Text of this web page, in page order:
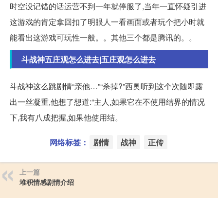
时空没记错的话运营不到一年就停服了,当年一直怀疑引进
这游戏的肯定拿回扣了明眼人一看画面或者玩个把小时就
能看出这游戏可玩性一般。。其他三个都是腾讯的。。
斗战神五庄观怎么进去|五庄观怎么进去
斗战神这么跳剧情“亲他…”“杀掉?”西奥听到这个次随即露
出一丝凝重,他想了想道:“主人,如果它在不使用结界的情况
下,我有八成把握,如果他使用结。
网络标签： 剧情 战神 正传
上一篇
堆积情感剧情介绍